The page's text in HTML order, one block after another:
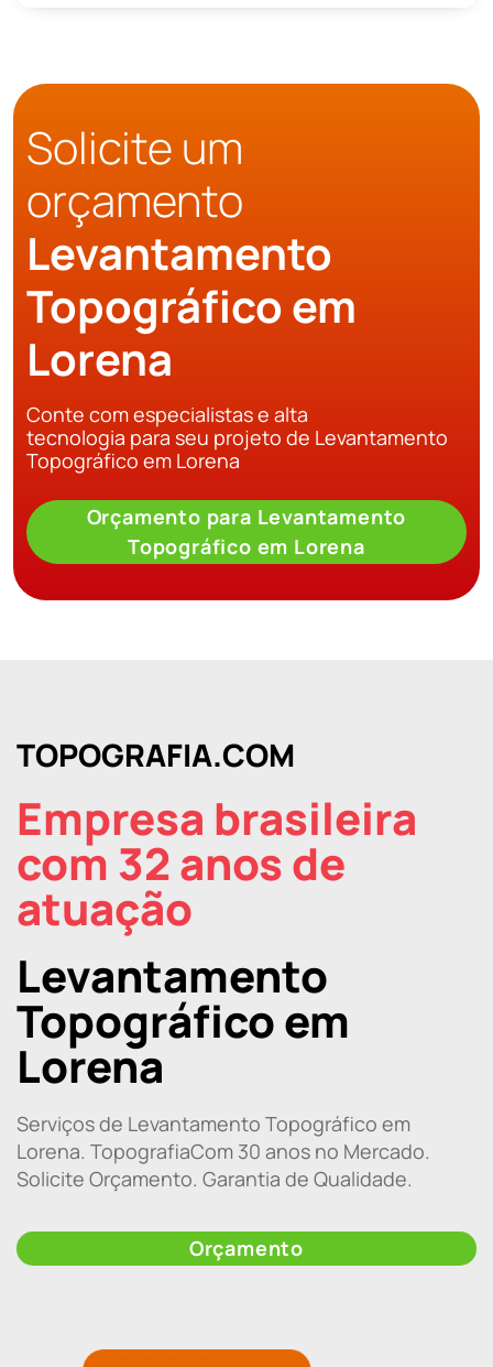
Solicite um
orçamento
Levantamento
Topográfico em
Lorena
Conte com especialistas e alta
tecnologia para seu projeto de Levantamento
Topográfico em Lorena
Orçamento para Levantamento
Topográfico em Lorena
TOPOGRAFIA.COM
Empresa brasileira
com 32 anos de
atuação
Levantamento
Topográfico em
Lorena
Serviços de Levantamento Topográfico em
Lorena. TopografiaCom 30 anos no Mercado.
Solicite Orçamento. Garantia de Qualidade.
Orçamento